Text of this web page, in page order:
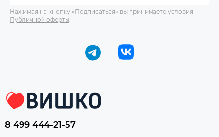
Нажимая на кнопку «Подписаться» вы принимаете условия
Публичной оферты
8 499 444-21-57